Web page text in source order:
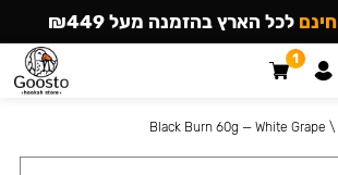
\
Black Burn 60g — White Grape
חינם לכל הארץ בהזמנה מעל ₪449
1